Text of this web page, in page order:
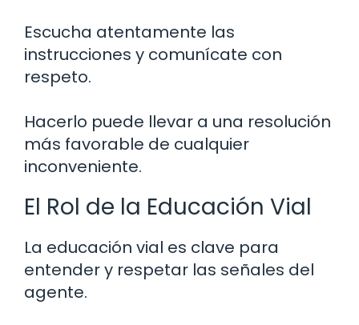
Escucha atentamente las
instrucciones y comunícate con
respeto.
Hacerlo puede llevar a una resolución
más favorable de cualquier
inconveniente.
El Rol de la Educación Vial
La educación vial es clave para
entender y respetar las señales del
agente.